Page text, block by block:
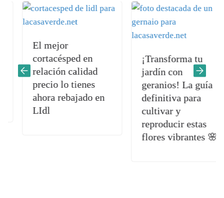
El mejor
cortacésped en
relación calidad
precio lo tienes
ahora rebajado en
LIdl
¡Transforma tu
jardín con
geranios! La guía
definitiva para
cultivar y
reproducir estas
flores vibrantes 🌸